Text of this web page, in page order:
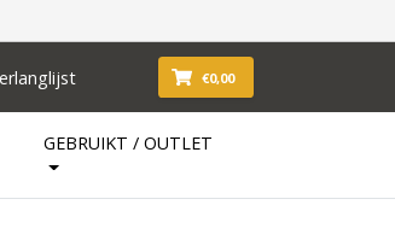
€0,00
GEBRUIKT / OUTLET